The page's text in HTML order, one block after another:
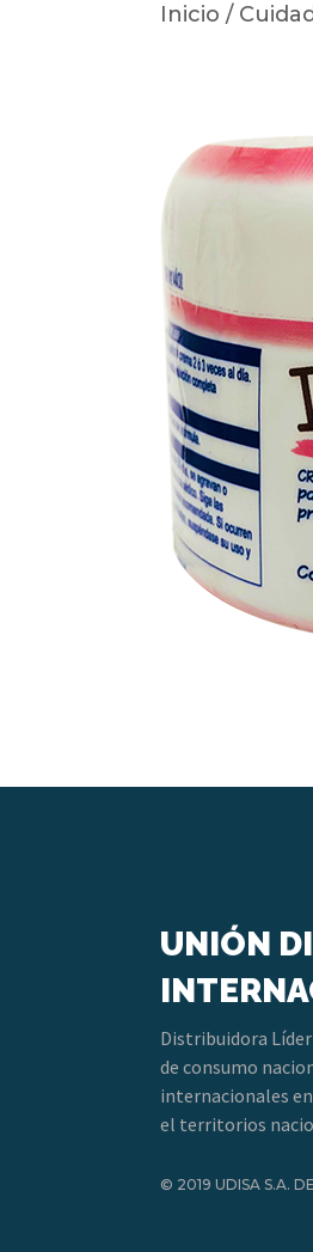
Inicio /
UNIÓN
Distribuidora
de consumo
internacionales
el territorios
© 2019 UDISA S.A.